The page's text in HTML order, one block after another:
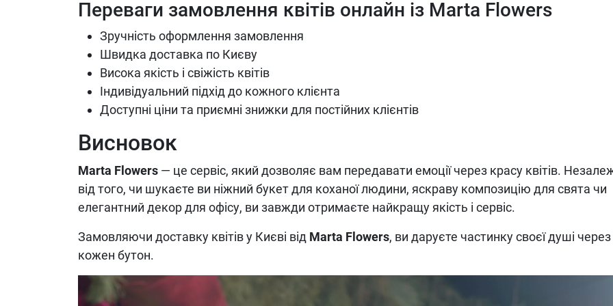
Переваги замовлення квітів онлайн із Marta Flowers
Зручність оформлення замовлення
Швидка доставка по Києву
Висока якість і свіжість квітів
Індивідуальний підхід до кожного клієнта
Доступні ціни та приємні знижки для постійних клієнтів
Висновок
Marta Flowers — це сервіс, який дозволяє вам передавати емоції через красу квітів.
від того, чи шукаєте ви ніжний букет для коханої людини, яскраву композицію для свята чи
елегантний декор для офісу, ви завжди отримаєте найкращу якість і сервіс.
Замовляючи доставку квітів у Києві від Marta Flowers, ви даруєте частинку своєї душі через
кожен бутон.